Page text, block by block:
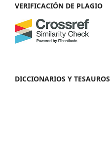
VERIFICACIÓN DE PLAGIO
DICCIONARIOS Y TESAUROS